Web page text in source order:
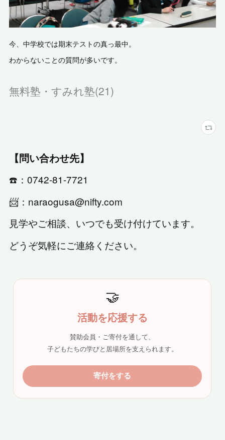
今、中学校では期末テストの真っ最中。
わからないことの質問が多いです。
無料塾・すみれ塾(21)
【問い合わせ先】
☎️：0742-81-7721
📨：naraogusa@nifty.com
見学やご相談、いつでも受け付けています。
どうぞ気軽にご連絡ください。